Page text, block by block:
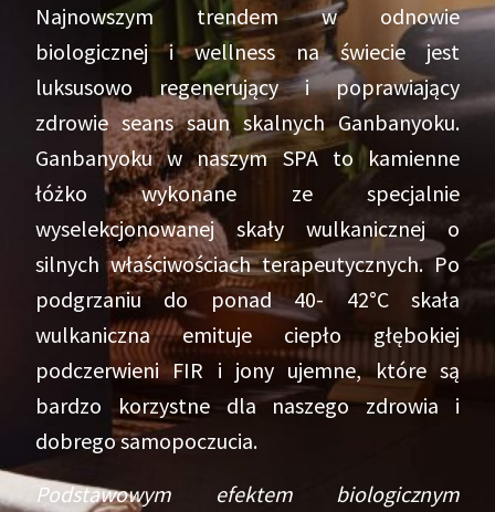
Najnowszym trendem w odnowie
biologicznej i wellness na świecie jest
luksusowo regenerujący i poprawiający
zdrowie seans saun skalnych Ganbanyoku.
Ganbanyoku w naszym SPA to kamienne
łóżko wykonane ze specjalnie
wyselekcjonowanej skały wulkanicznej o
silnych właściwościach terapeutycznych. Po
podgrzaniu do ponad 40- 42°C skała
wulkaniczna emituje ciepło głębokiej
podczerwieni FIR i jony ujemne, które są
bardzo korzystne dla naszego zdrowia i
dobrego samopoczucia.
Podstawowym efektem biologicznym